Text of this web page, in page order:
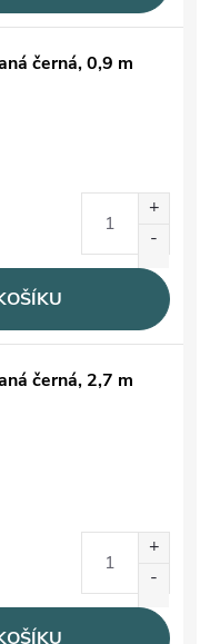
černá, 0,9 m
černá, 2,7 m